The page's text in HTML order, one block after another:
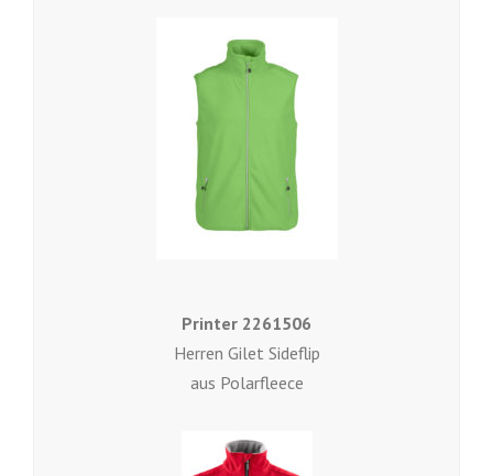
Printer 2261506
Herren Gilet Sideflip
aus Polarfleece